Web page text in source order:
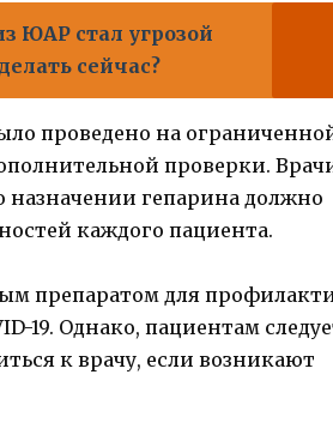
ЮАР стал угрозой
сейчас?
проведено на
проверки.
гепарина должно
каждого пациента.
препаратом для
19. Однако, пациентам
к врачу, если возникают